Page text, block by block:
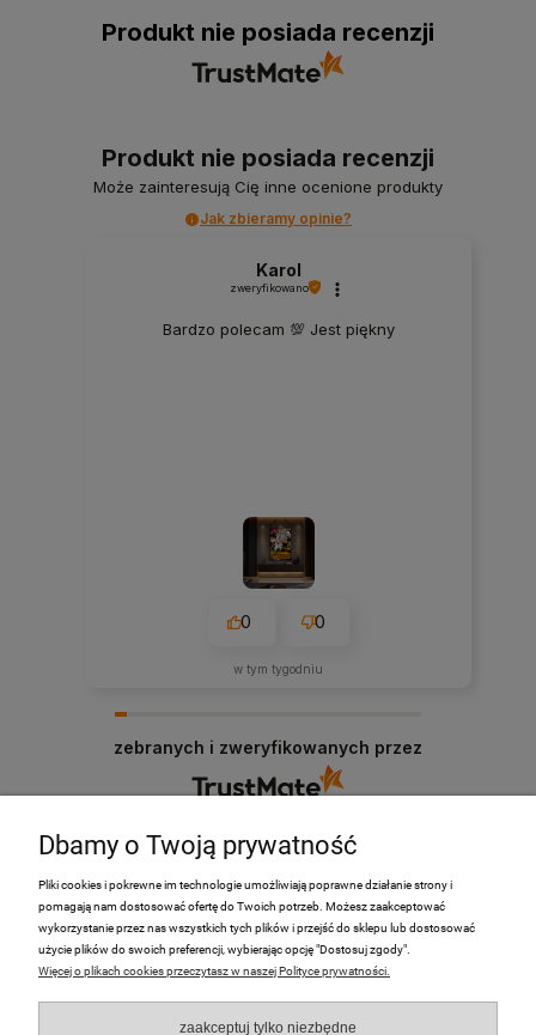
Produkt nie posiada recenzji
Produkt nie posiada recenzji
Może zainteresują Cię inne ocenione produkty
Jak zbieramy opinie?
Karol
zweryfikowano
Bardzo polecam 💯 Jest piękny
0 0
w tym tygodniu
zebranych i zweryfikowanych przez
PRODUKTY
Moje Konto
Dbamy o Twoją prywatność
Pliki cookies i pokrewne im technologie umożliwiają poprawne działanie strony i
pomagają nam dostosować ofertę do Twoich potrzeb. Możesz zaakceptować
wykorzystanie przez nas wszystkich tych plików i przejść do sklepu lub dostosować
użycie plików do swoich preferencji, wybierając opcję "Dostosuj zgody".
Więcej o plikach cookies przeczytasz w naszej Polityce prywatności.
zaakceptuj tylko niezbędne